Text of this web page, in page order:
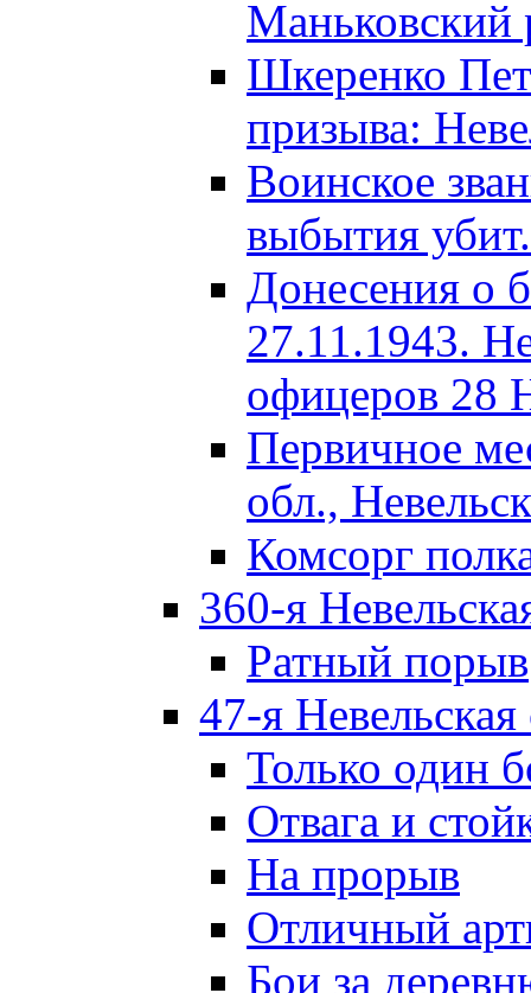
Маньковский
Шкеренко
призыва:
Воинское
выбытия убит.
Донесения о
27.11.1943.
офицеров 28
Первичное
обл.,
Комсорг
360-я
Ратный порыв
47-я Невельская
Только один
Отвага и
На прорыв
Отличный
Бои за